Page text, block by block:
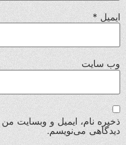
ایمیل*
وب‌ سایت
ذخیره نام، ایمیل و وبسایت
دیدگاهی می‌نویسم.